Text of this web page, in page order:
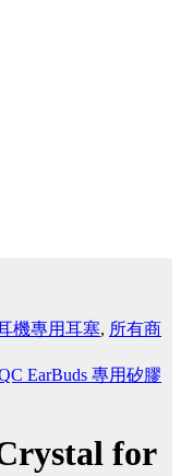
機專用耳塞, 所有商
EarBuds 專用矽膠
for